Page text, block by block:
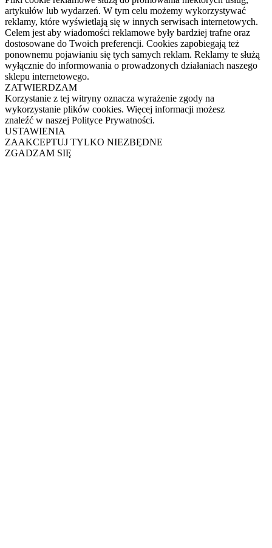
artykułów lub wydarzeń. W tym celu możemy wykorzystywać
reklamy, które wyświetlają się w innych serwisach internetowych.
Celem jest aby wiadomości reklamowe były bardziej trafne oraz
dostosowane do Twoich preferencji. Cookies zapobiegają też
ponownemu pojawianiu się tych samych reklam. Reklamy te służą
wyłącznie do informowania o prowadzonych działaniach naszego
sklepu internetowego.
ZATWIERDZAM
Korzystanie z tej witryny oznacza wyrażenie zgody na
wykorzystanie plików cookies. Więcej informacji możesz
znaleźć w naszej Polityce Prywatności.
USTAWIENIA
ZAAKCEPTUJ TYLKO NIEZBĘDNE
ZGADZAM SIĘ